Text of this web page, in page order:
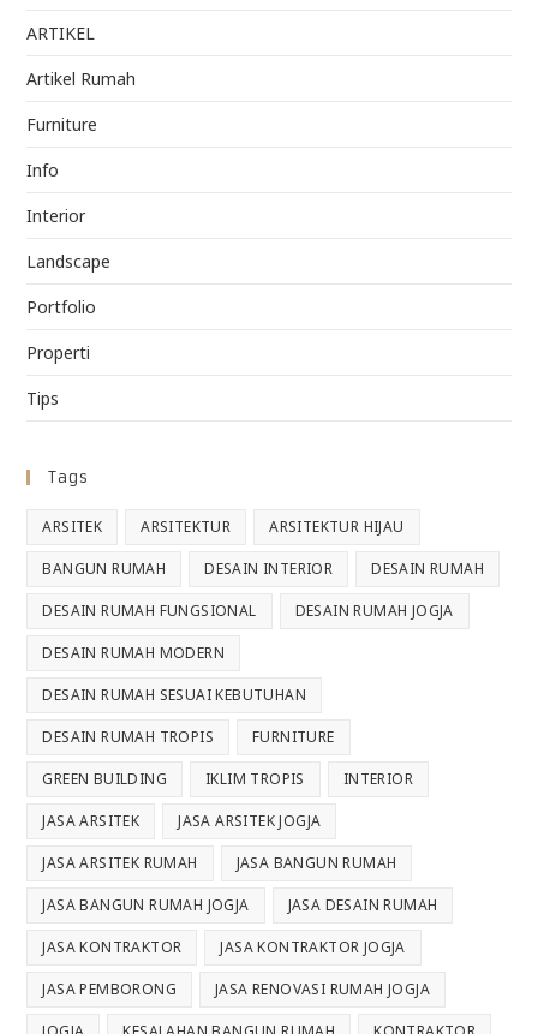
ARTIKEL
Artikel Rumah
Furniture
Info
Interior
Landscape
Portfolio
Properti
Tips
Tags
ARSITEK ARSITEKTUR ARSITEKTUR HIJAU
BANGUN RUMAH DESAIN INTERIOR DESAIN RUMAH
DESAIN RUMAH FUNGSIONAL DESAIN RUMAH JOGJA
DESAIN RUMAH MODERN
DESAIN RUMAH SESUAI KEBUTUHAN
DESAIN RUMAH TROPIS FURNITURE
GREEN BUILDING IKLIM TROPIS INTERIOR
JASA ARSITEK JASA ARSITEK JOGJA
JASA ARSITEK RUMAH JASA BANGUN RUMAH
JASA BANGUN RUMAH JOGJA JASA DESAIN RUMAH
JASA KONTRAKTOR JASA KONTRAKTOR JOGJA
JASA PEMBORONG JASA RENOVASI RUMAH JOGJA